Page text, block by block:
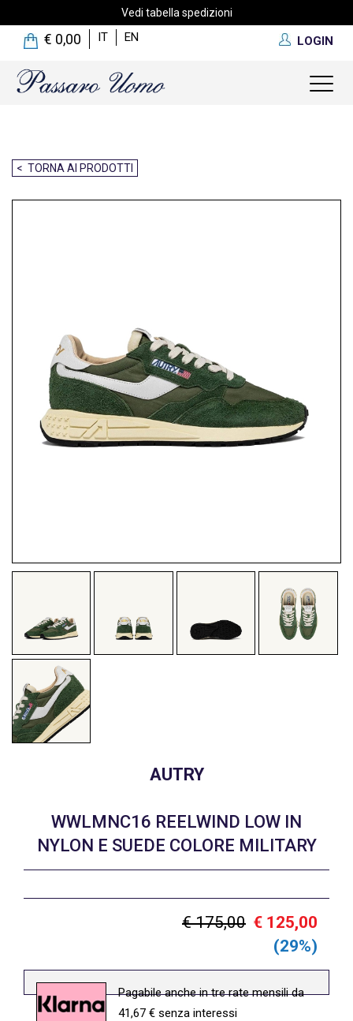
Vedi tabella spedizioni
€ 0,00 IT EN LOGIN
< TORNA AI PRODOTTI
AUTRY
WWLMNC16 REELWIND LOW IN
NYLON E SUEDE COLORE MILITARY
€ 175,00 € 125,00
(29%)
Pagabile anche in tre rate mensili da
41,67 € senza interessi